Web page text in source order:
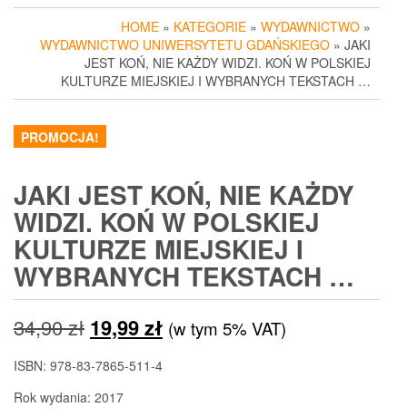
HOME » KATEGORIE » WYDAWNICTWO »
WYDAWNICTWO UNIWERSYTETU GDAŃSKIEGO » JAKI
JEST KOŃ, NIE KAŻDY WIDZI. KOŃ W POLSKIEJ
KULTURZE MIEJSKIEJ I WYBRANYCH TEKSTACH …
PROMOCJA!
JAKI JEST KOŃ, NIE KAŻDY
WIDZI. KOŃ W POLSKIEJ
KULTURZE MIEJSKIEJ I
WYBRANYCH TEKSTACH …
34,90zł Pierwotna
cena
wynosiła:
19,99złAktualna
cena
(w tym 5% VAT)
ISBN: 978-83-7865-511-4
Rok wydania: 2017